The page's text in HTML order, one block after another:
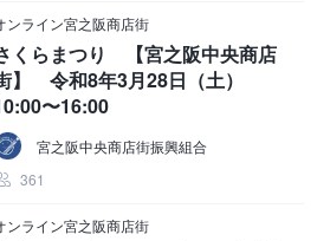
ンライン宮之阪商店街
くらまつり 【宮之阪中央商店
】 令和8年3月28日（土）
〜16:00
宮之阪中央商店街振興組合
361
ンライン宮之阪商店街